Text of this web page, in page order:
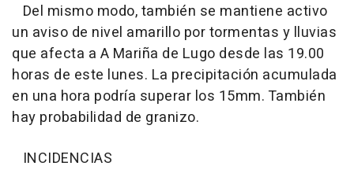
Del mismo modo, también se mantiene activo
un aviso de nivel amarillo por tormentas y lluvias
que afecta a A Mariña de Lugo desde las 19.00
horas de este lunes. La precipitación acumulada
en una hora podría superar los 15mm. También
hay probabilidad de granizo.
INCIDENCIAS